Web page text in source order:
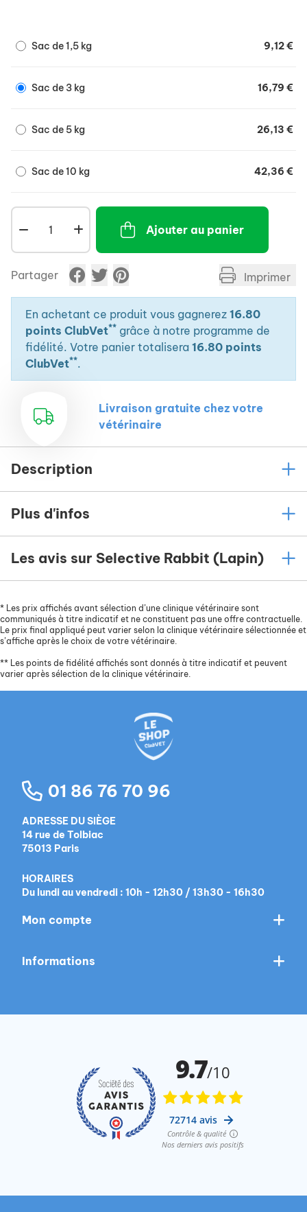
Sac de 1,5 kg 9,12 €
Sac de 3 kg 16,79 €
Sac de 5 kg 26,13 €
Sac de 10 kg 42,36 €
Ajouter au panier
Partager Imprimer
En achetant ce produit vous gagnerez 16.80
points ClubVet** grâce à notre programme de
fidélité. Votre panier totalisera 16.80 points
ClubVet**.
Livraison gratuite chez votre
vétérinaire
Description
Plus d'infos
Les avis sur Selective Rabbit (Lapin)
* Les prix affichés avant sélection d’une clinique vétérinaire sont
communiqués à titre indicatif et ne constituent pas une offre contractuelle.
Le prix final appliqué peut varier selon la clinique vétérinaire sélectionnée et
s’affiche après le choix de votre vétérinaire.
** Les points de fidélité affichés sont donnés à titre indicatif et peuvent
varier après sélection de la clinique vétérinaire.
01 86 76 70 96
ADRESSE DU SIÈGE
14 rue de Tolbiac
75013 Paris
HORAIRES
Du lundi au vendredi : 10h - 12h30 / 13h30 - 16h30
Mon compte
Informations